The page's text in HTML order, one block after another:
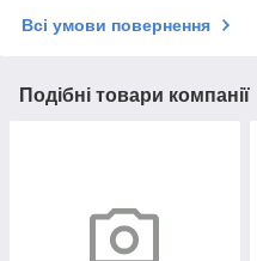
Всі умови повернення
Подібні товари компанії